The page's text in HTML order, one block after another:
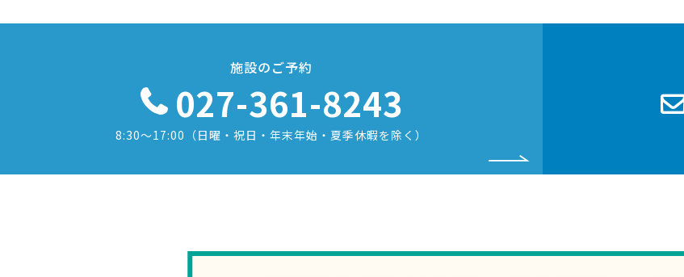
施設のご予約
027-361-8243
8:30〜17:00 （日曜・祝日・年末年始・夏季休暇を除く）